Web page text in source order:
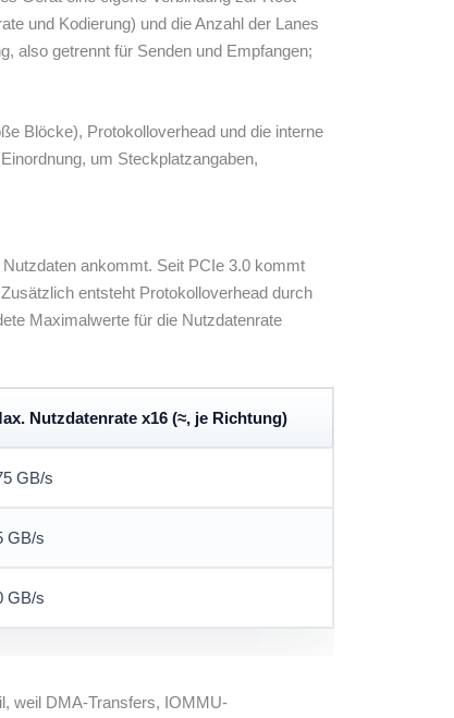
und Kodierung) und die Anzahl der Lanes
also getrennt für Senden und Empfangen;
Blöcke), Protokolloverhead und die interne
um Steckplatzangaben,
ankommt. Seit PCIe 3.0 kommt
entsteht Protokolloverhead durch
Maximalwerte für die Nutzdatenrate
Nutzdatenrate x16 (≈, je Richtung)
GB/s
GB/s
GB/s
weil DMA-Transfers, IOMMU-